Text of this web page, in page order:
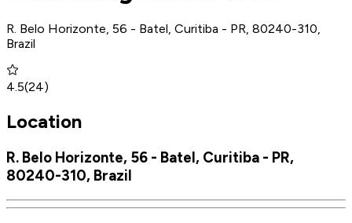
R. Belo Horizonte, 56 - Batel, Curitiba - PR, 80240-310,
Brazil
4.5(24)
Location
R. Belo Horizonte, 56 - Batel, Curitiba - PR,
80240-310, Brazil